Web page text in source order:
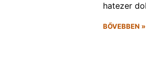
hatezer
BŐVEBBEN »